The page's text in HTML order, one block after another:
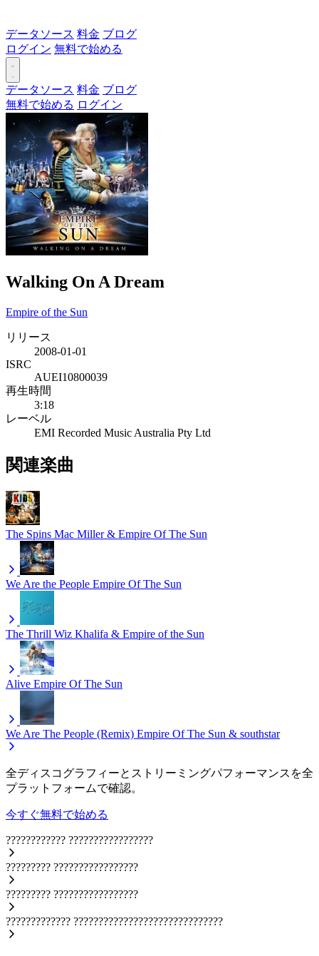
データソース 料金 ブログ
ログイン 無料で始める
データソース 料金 ブログ
無料で始める ログイン
Walking On A Dream
Empire of the Sun
リリース
2008-01-01
ISRC
AUEI10800039
再生時間
3:18
レーベル
EMI Recorded Music Australia Pty Ltd
関連楽曲
The Spins Mac Miller & Empire Of The Sun
We Are the People Empire Of The Sun
The Thrill Wiz Khalifa & Empire of the Sun
Alive Empire Of The Sun
We Are The People (Remix) Empire Of The Sun & southstar
全ディスコグラフィーとストリーミングパフォーマンスを全
プラットフォームで確認。
今すぐ無料で始める
???????????? ?????????????????
????????? ?????????????????
????????? ?????????????????
????????????? ??????????????????????????????